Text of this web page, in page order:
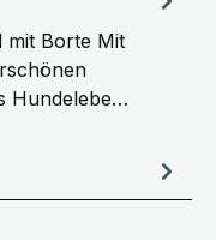
mit Borte Mit
Hundelebe…